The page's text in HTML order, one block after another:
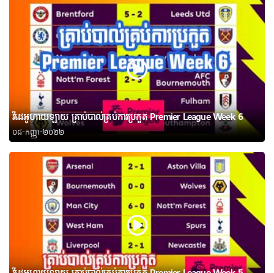
វីដេអូហាយឡាយ គ្រាប់បាល់គ្រប់ការប្រកួត Premier League Week 6
០៨-កញ្ញា-២០២២